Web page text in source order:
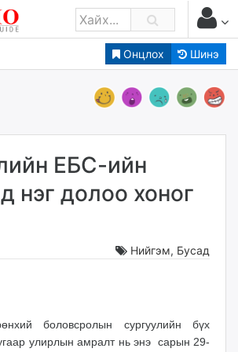
Онцлох Шинэ
ЕБС-ийн
нэг долоо хоног
Нийгэм, Бусад
боловсролын сургуулийн бүх
улирлын амралт нь энэ сарын 29-